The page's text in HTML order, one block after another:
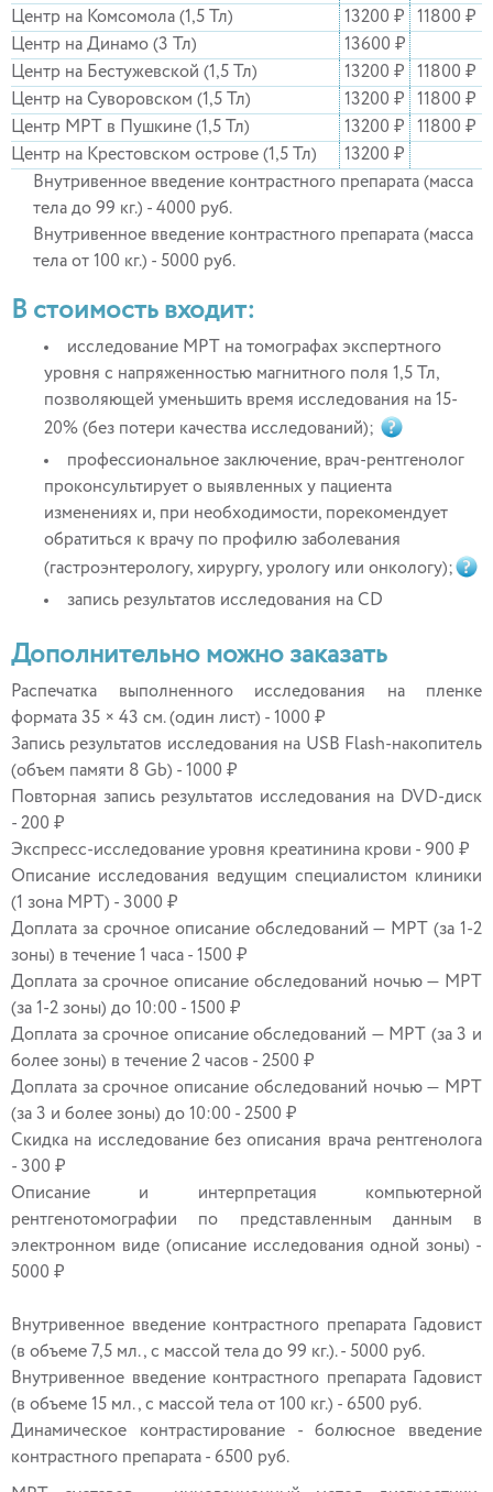
Центр на Комсомола (1,5 Тл)
13200 ₽
11800 ₽
Центр на Динамо (3 Тл)
13600 ₽
Центр на Бестужевской (1,5 Тл)
13200 ₽
11800 ₽
Центр на Суворовском (1,5 Тл)
13200 ₽
11800 ₽
Центр МРТ в Пушкине (1,5 Тл)
13200 ₽
11800 ₽
Центр на Крестовском острове (1,5 Тл)
13200 ₽
Внутривенное введение контрастного препарата (масса
тела до 99 кг.) - 4000 руб.
Внутривенное введение контрастного препарата (масса
тела от 100 кг.) - 5000 руб.
В стоимость входит:
исследование МРТ на томографах экспертного
уровня с напряженностью магнитного поля 1,5 Тл,
позволяющей уменьшить время исследования на 15-
20% (без потери качества исследований);
профессиональное заключение, врач-рентгенолог
проконсультирует о выявленных у пациента
изменениях и, при необходимости, порекомендует
обратиться к врачу по профилю заболевания
(гастроэнтерологу, хирургу, урологу или онкологу);
запись результатов исследования на CD
Дополнительно можно заказать
Распечатка выполненного исследования на пленке
формата 35 × 43 см. (один лист) - 1000 ₽
Запись результатов исследования на USB Flash-накопитель
(объем памяти 8 Gb) - 1000 ₽
Повторная запись результатов исследования на DVD-диск
- 200 ₽
Экспресс-исследование уровня креатинина крови - 900 ₽
Описание исследования ведущим специалистом клиники
(1 зона МРТ) - 3000 ₽
Доплата за срочное описание обследований — МРТ (за 1-2
зоны) в течение 1 часа - 1500 ₽
Доплата за срочное описание обследований ночью — МРТ
(за 1-2 зоны) до 10:00 - 1500 ₽
Доплата за срочное описание обследований — МРТ (за 3 и
более зоны) в течение 2 часов - 2500 ₽
Доплата за срочное описание обследований ночью — МРТ
(за 3 и более зоны) до 10:00 - 2500 ₽
Скидка на исследование без описания врача рентгенолога
- 300 ₽
Описание и интерпретация компьютерной
рентгенотомографии по представленным данным в
электронном виде (описание исследования одной зоны) -
5000 ₽
Внутривенное введение контрастного препарата Гадовист
(в объеме 7,5 мл., с массой тела до 99 кг.). - 5000 руб.
Внутривенное введение контрастного препарата Гадовист
(в объеме 15 мл., с массой тела от 100 кг.) - 6500 руб.
Динамическое контрастирование - болюсное введение
контрастного препарата - 6500 руб.